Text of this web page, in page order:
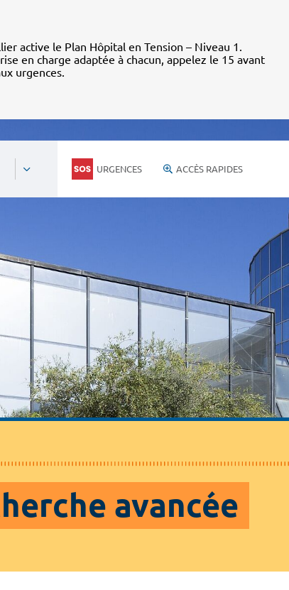
active le Plan Hôpital en Tension – Niveau 1.
en charge adaptée à chacun, appelez le 15 avant
urgences.
URGENCES ACCÈS RAPIDES
avancée